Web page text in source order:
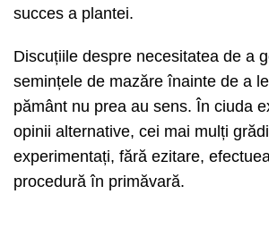
succes a plantei.
Discuțiile despre necesitatea de a
semințele de mazăre înainte de a
pământ nu prea au sens. În ciuda
opinii alternative, cei mai mulți
experimentați, fără ezitare,
procedură în primăvară.